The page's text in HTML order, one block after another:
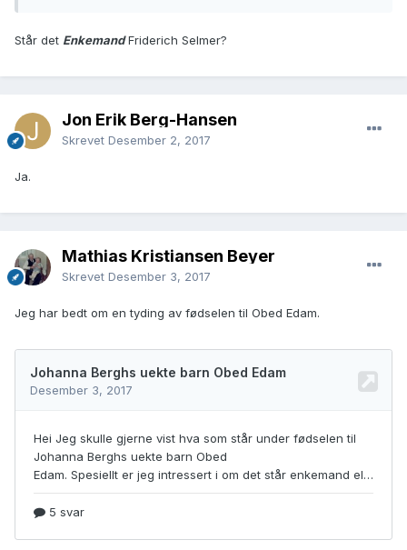
Står det EnkemandFriderich Selmer?
Jon Erik Berg-Hansen
Skrevet Desember 2, 2017
Ja.
Mathias Kristiansen Beyer
Skrevet Desember 3, 2017
Jeg har bedt om en tyding av fødselen til Obed Edam.